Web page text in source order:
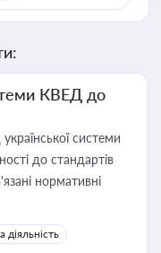
КВЕД до
системи
до стандартів
нормативні
діяльність